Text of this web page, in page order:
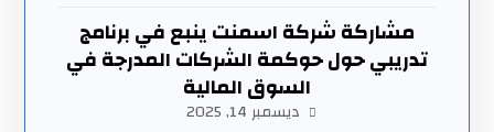
مشاركة شركة اسمنت ينبع في برنامج
تدريبي حول حوكمة الشركات المدرجة في
السوق المالية
ديسمبر 14, 2025